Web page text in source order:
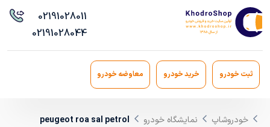
02191028011
02191028044
ثبت خودرو خرید خودرو معاوضه خودرو
خودروشاپ نمایشگاه خودرو peugeot roa sal petrol